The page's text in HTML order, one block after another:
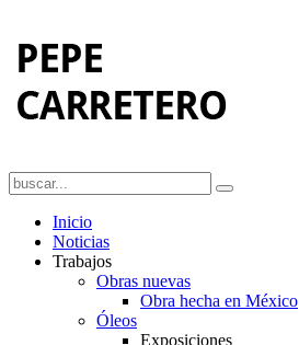
Inicio
Noticias
Trabajos
Obras nuevas
Obra hecha en México
Óleos
Exposiciones